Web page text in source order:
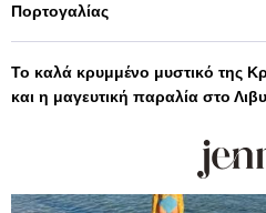
Πορτογαλίας
Το καλά κρυμμένο μυστικό της
και η μαγευτική παραλία στο